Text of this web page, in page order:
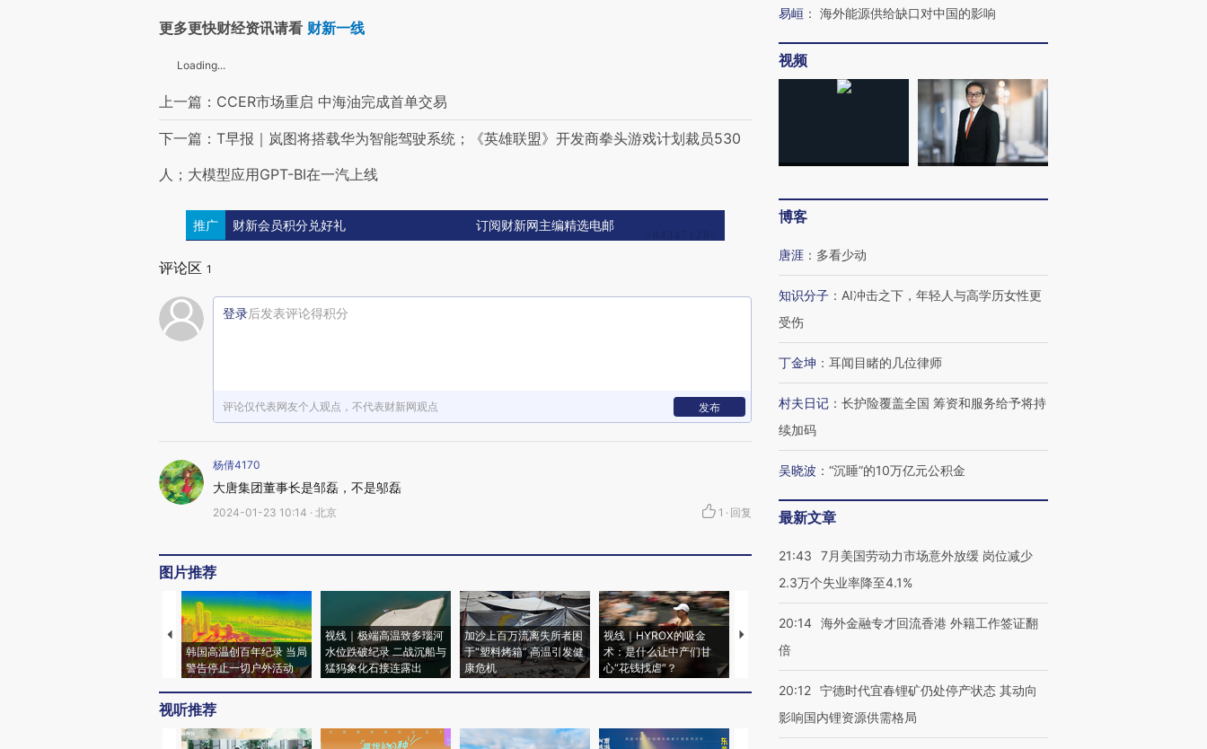
更多更快财经资讯请看 财新一线
Loading...
上一篇：CCER市场重启 中海油完成首单交易
下一篇：T早报｜岚图将搭载华为智能驾驶系统；《英雄联盟》开发商拳头游戏计划裁员530
人；大模型应用GPT-BI在一汽上线
推广 财新会员积分兑好礼 订阅财新网主编精选电邮
评论区 1
登录后发表评论得积分
评论仅代表网友个人观点，不代表财新网观点 发布
杨倩4170
大唐集团董事长是邹磊，不是邬磊
2024-01-23 10:14 · 北京 1 · 回复
图片推荐
韩国高温创百年纪录 当局
警告停止一切户外活动
视线｜极端高温致多瑙河
水位跌破纪录 二战沉船与
猛犸象化石接连露出
加沙上百万流离失所者困
于“塑料烤箱” 高温引发健
康危机
视线｜HYROX的吸金
术：是什么让中产们甘
心“花钱找虐”？
马航飞行员跨国走私7万
粒摇头丸 尿检体内含3种
育部长拱下台
飞地休达
视听推荐
易峘 ： 海外能源供给缺口对中国的影响
视频
博客
唐涯 ： 多看少动
知识分子 ： AI冲击之下，年轻人与高学历女性更
受伤
丁金坤 ： 耳闻目睹的几位律师
村夫日记 ： 长护险覆盖全国 筹资和服务给予将持
续加码
吴晓波 ： “沉睡”的10万亿元公积金
最新文章
21:43
7月美国劳动力市场意外放缓 岗位减少
2.3万个失业率降至4.1%
20:14 海外金融专才回流香港 外籍工作签证翻
倍
20:12 宁德时代宜春锂矿仍处停产状态 其动向
影响国内锂资源供需格局